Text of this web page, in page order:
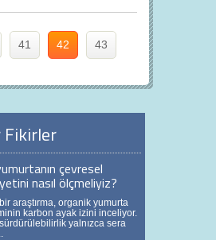
41 42 43
Fikirler
çevresel
nasıl ölçmeliyiz?
araştırma, organik yumurta
karbon ayak izini inceliyor.
yalnızca sera